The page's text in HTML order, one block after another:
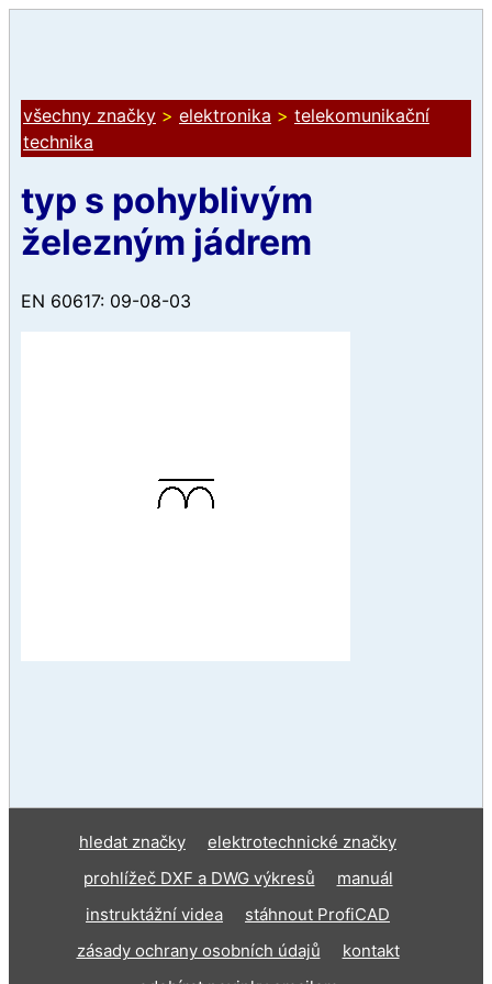
všechny značky > elektronika > telekomunikační
technika
typ s pohyblivým
železným jádrem
EN 60617: 09-08-03
hledat značky
elektrotechnické značky
prohlížeč DXF a DWG výkresů
manuál
instruktážní videa
stáhnout ProfiCAD
zásady ochrany osobních údajů
kontakt